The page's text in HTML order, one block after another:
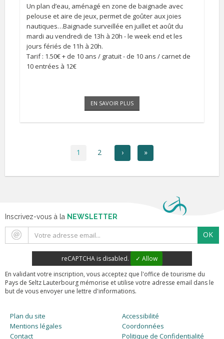
Un plan d’eau, aménagé en zone de baignade avec
pelouse et aire de jeux, permet de goûter aux joies
nautiques…Baignade surveillée en juillet et août du
mardi au vendredi de 13h à 20h - le week end et les
jours fériés de 11h à 20h.
Tarif : 1.50€ + de 10 ans / gratuit - de 10 ans / carnet de
10 entrées à 12€
EN SAVOIR PLUS
1 2 › »
Inscrivez-vous à la NEWSLETTER
OK
reCAPTCHA is disabled.
✓ Allow
En validant votre inscription, vous acceptez que l'office de tourisme du
Pays de Seltz Lauterbourg mémorise et utilise votre adresse email dans le
but de vous envoyer une lettre d'informations.
Plan du site
Accessibilité
Mentions légales
Coordonnées
Contact
Politique de Confidentialité